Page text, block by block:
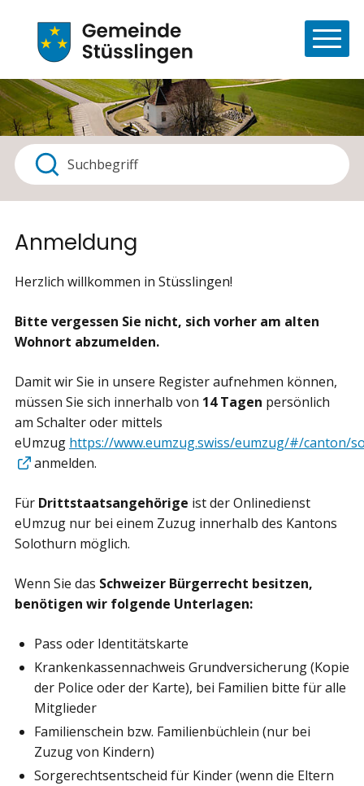
Suchbegriff
Suche starten
Anmeldung
Herzlich willkommen in Stüsslingen!
Bitte vergessen Sie nicht, sich vorher am alten
Wohnort abzumelden.
Damit wir Sie in unsere Register aufnehmen können,
müssen Sie sich innerhalb von 14 Tagen persönlich
am Schalter oder mittels
eUmzug https://www.eumzug.swiss/eumzug/#/canton/
anmelden.
Für Drittstaatsangehörige ist der Onlinedienst
eUmzug nur bei einem Zuzug innerhalb des Kantons
Solothurn möglich.
Wenn Sie das Schweizer Bürgerrecht besitzen,
benötigen wir folgende Unterlagen:
Pass oder Identitätskarte
Krankenkassennachweis Grundversicherung (Kopie
der Police oder der Karte), bei Familien bitte für alle
Mitglieder
Familienschein bzw. Familienbüchlein (nur bei
Zuzug von Kindern)
Sorgerechtsentscheid für Kinder (wenn die Eltern